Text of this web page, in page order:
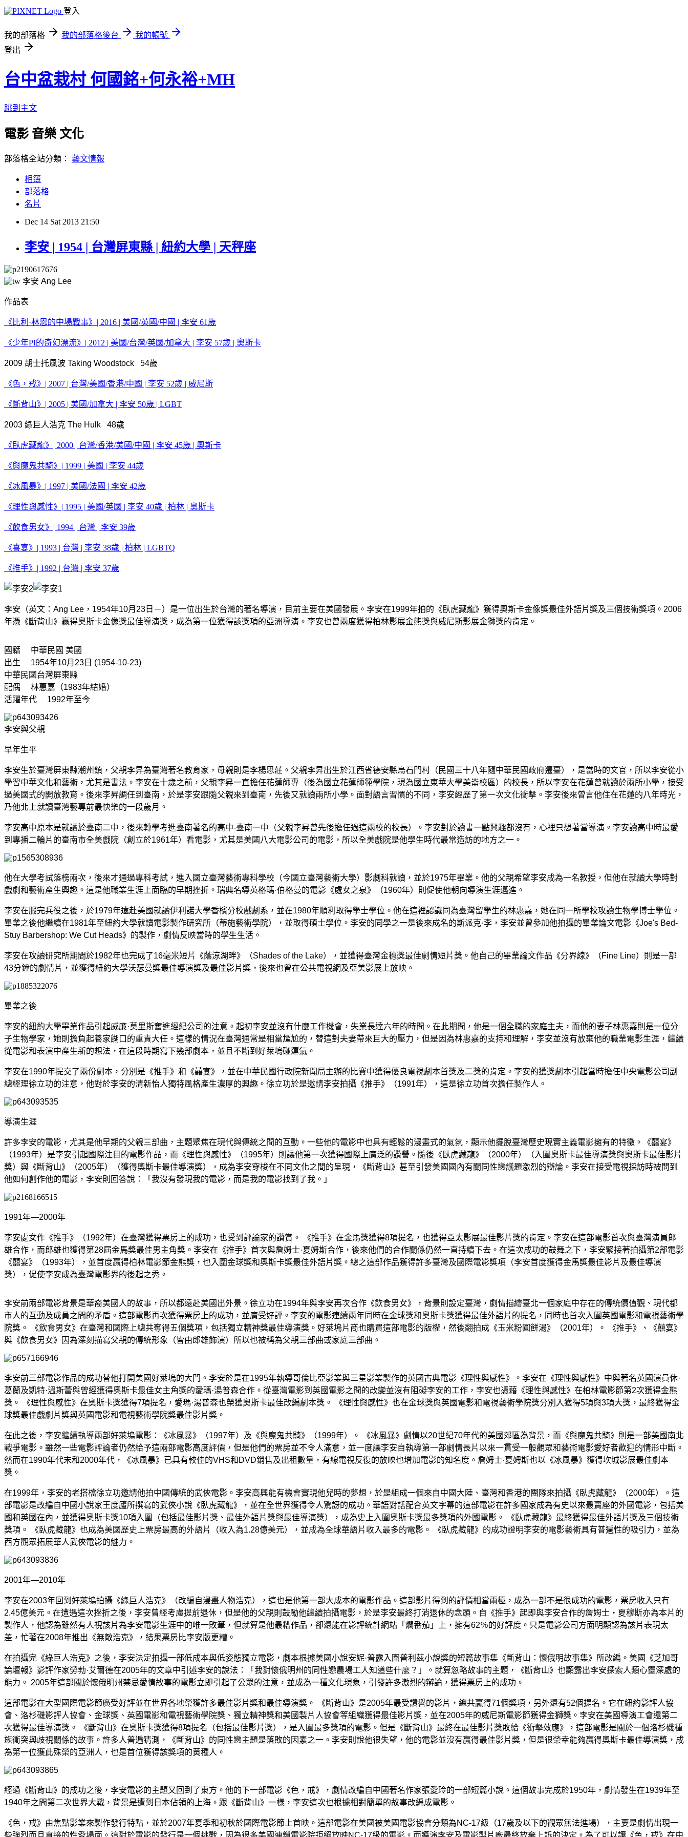
登入
我的部落格 我的部落格後台
我的帳號
登出
台中盆栽村 何國銘+何永裕+MH
跳到主文
電影 音樂 文化
部落格全站分類： 藝文情報
相簿
部落格
名片
Dec 14 Sat 2013 21:50
李安 | 1954 | 台灣屏東縣 | 紐約大學 | 天秤座
李安 Ang Lee
作品表
《比利·林恩的中場戰事》| 2016 | 美國/英國/中國 | 李安 61歲
《少年PI的奇幻漂流》| 2012 | 美國/台灣/英國/加拿大 | 李安 57歲 | 奧斯卡
2009 胡士托風波 Taking Woodstock 54歲
《色，戒》| 2007 | 台灣/美國/香港/中國 | 李安 52歲 | 威尼斯
《斷背山》| 2005 | 美國/加拿大 | 李安 50歲 | LGBT
2003 綠巨人浩克 The Hulk 48歲
《臥虎藏龍》| 2000 | 台灣/香港/美國/中國 | 李安 45歲 | 奧斯卡
《與魔鬼共騎》| 1999 | 美國 | 李安 44歲
《冰風暴》| 1997 | 美國/法國 | 李安 42歲
《理性與感性》| 1995 | 美國/英國 | 李安 40歲 | 柏林 | 奧斯卡
《飲食男女》| 1994 | 台灣 | 李安 39歲
《喜宴》| 1993 | 台灣 | 李安 38歲 | 柏林 | LGBTQ
《推手》| 1992 | 台灣 | 李安 37歲
李安（英文：Ang Lee，1954年10月23日－）是一位出生於台灣的著名導演，目前主要在美國發展。李安在1999年拍的《臥虎藏龍》獲得奧斯卡金像獎最佳外語片獎及三個技術獎項。2006
年憑《斷背山》贏得奧斯卡金像獎最佳導演獎，成為第一位獲得該獎項的亞洲導演。李安也曾兩度獲得柏林影展金熊獎與威尼斯影展金獅獎的肯定。
國籍 中華民國 美國
出生 1954年10月23日 (1954-10-23)
中華民國台灣屏東縣
配偶 林惠嘉（1983年結婚）
活躍年代 1992年至今
李安與父親
早年生平
李安生於臺灣屏東縣潮州鎮，父親李昇為臺灣著名教育家，母親則是李楊思莊。父親李昇出生於江西省德安縣烏石門村（民國三十八年隨中華民國政府遷臺），是當時的文官，所以李安從小
學習中華文化和藝術，尤其是書法。李安在十歲之前，父親李昇一直擔任花蓮師專（後為國立花蓮師範學院，現為國立東華大學美崙校區）的校長，所以李安在花蓮曾就讀於兩所小學，接受
過美國式的開放教育。後來李昇調任到臺南，於是李安跟隨父親來到臺南，先後又就讀兩所小學。面對語言習慣的不同，李安經歷了第一次文化衝擊。李安後來曾言他住在花蓮的八年時光，
乃他北上就讀臺灣藝專前最快樂的一段歲月。
李安高中原本是就讀於臺南二中，後來轉學考進臺南著名的高中-臺南一中（父親李昇曾先後擔任過這兩校的校長）。李安對於讀書一點興趣都沒有，心裡只想著當導演。李安讀高中時最愛
到專播二輪片的臺南市全美戲院（創立於1961年）看電影，尤其是美國八大電影公司的電影，所以全美戲院是他學生時代最常造訪的地方之一。
他在大學考試落榜兩次，後來才通過專科考試，進入國立臺灣藝術專科學校（今國立臺灣藝術大學）影劇科就讀，並於1975年畢業。他的父親希望李安成為一名教授，但他在就讀大學時對
戲劇和藝術產生興趣。這是他職業生涯上面臨的早期挫折。瑞典名導英格瑪·伯格曼的電影《處女之泉》（1960年）則促使他朝向導演生涯邁進。
李安在服完兵役之後，於1979年遠赴美國就讀伊利諾大學香檳分校戲劇系，並在1980年順利取得學士學位。他在這裡認識同為臺灣留學生的林惠嘉，她在同一所學校攻讀生物學博士學位。
畢業之後他繼續在1981年至紐約大學就讀電影製作研究所（蒂施藝術學院），並取得碩士學位。李安的同學之一是後來成名的斯派克·李，李安並曾參加他拍攝的畢業論文電影《Joe's Bed-
Stuy Barbershop: We Cut Heads》的製作，劇情反映當時的學生生活。
李安在攻讀研究所期間於1982年也完成了16毫米短片《蔭涼湖畔》（Shades of the Lake），並獲得臺灣金穗獎最佳劇情短片獎。他自己的畢業論文作品《分界線》（Fine Line）則是一部
43分鐘的劇情片，並獲得紐約大學沃瑟曼獎最佳導演獎及最佳影片獎，後來也曾在公共電視網及亞美影展上放映。
畢業之後
李安的紐約大學畢業作品引起威廉·莫里斯奮進經紀公司的注意。起初李安並沒有什麼工作機會，失業長達六年的時間。在此期間，他是一個全職的家庭主夫，而他的妻子林惠嘉則是一位分
子生物學家，她則擔負起養家餬口的重責大任。這樣的情況在臺灣通常是相當尷尬的，替這對夫妻帶來巨大的壓力，但是因為林惠嘉的支持和理解，李安並沒有放棄他的職業電影生涯，繼續
從電影和表演中產生新的想法，在這段時期寫下幾部劇本，並且不斷到好萊塢碰運氣。
李安在1990年提交了兩份劇本，分別是《推手》和《囍宴》，並在中華民國行政院新聞局主辦的比賽中獲得優良電視劇本首獎及二獎的肯定。李安的獲獎劇本引起當時擔任中央電影公司副
總經理徐立功的注意，他對於李安的清新怡人獨特風格產生濃厚的興趣。徐立功於是邀請李安拍攝《推手》（1991年），這是徐立功首次擔任製作人。
導演生涯
許多李安的電影，尤其是他早期的父親三部曲，主題聚焦在現代與傳統之間的互動。一些他的電影中也具有輕鬆的漫畫式的氣氛，顯示他擺脫臺灣歷史現實主義電影擁有的特徵。《囍宴》
（1993年）是李安引起國際注目的電影作品，而《理性與感性》（1995年）則讓他第一次獲得國際上廣泛的讚譽。隨後《臥虎藏龍》（2000年）（入圍奧斯卡最佳導演獎與奧斯卡最佳影片
獎）與《斷背山》（2005年）（獲得奧斯卡最佳導演獎），成為李安穿梭在不同文化之間的呈現，《斷背山》甚至引發美國國內有關同性戀議題激烈的辯論。李安在接受電視採訪時被問到
他如何創作他的電影，李安則回答說：「我沒有發現我的電影，而是我的電影找到了我。」
1991年—2000年
李安處女作《推手》（1992年）在臺灣獲得票房上的成功，也受到評論家的讚賞。 《推手》在金馬獎獲得8項提名，也獲得亞太影展最佳影片獎的肯定。李安在這部電影首次與臺灣演員郎
雄合作，而郎雄也獲得第28屆金馬獎最佳男主角獎。李安在《推手》首次與詹姆士·夏姆斯合作，後來他們的合作關係仍然一直持續下去。在這次成功的鼓舞之下，李安緊接著拍攝第2部電影
《囍宴》（1993年），並首度贏得柏林電影節金熊獎，也入圍金球獎和奧斯卡獎最佳外語片獎。總之這部作品獲得許多臺灣及國際電影獎項（李安首度獲得金馬獎最佳影片及最佳導演
獎），促使李安成為臺灣電影界的後起之秀。
李安前兩部電影背景是華裔美國人的故事，所以都遠赴美國出外景。徐立功在1994年與李安再次合作《飲食男女》，背景則設定臺灣，劇情描繪臺北一個家庭中存在的傳統價值觀、現代都
市人的互動及成員之間的矛盾。這部電影再次獲得票房上的成功，並廣受好評。李安的電影連續兩年同時在金球獎和奧斯卡獎獲得最佳外語片的提名，同時也首次入圍英國電影和電視藝術學
院獎。 《飲食男女》在臺灣和國際上總共奪得五個獎項，包​​括獨立精神獎最佳導演獎。好萊塢片商也購買這部電影的版權，然後翻拍成《玉米粉圓餅湯》（2001年）。 《推手》、《囍宴》
與《飲食男女》因為​​深刻描寫父親的傳統形象（皆由郎雄飾演）所以也被稱為父親三部曲或家庭三部曲。
李安前三部電影作品的成功替他打開美國好萊塢的大門。李安於是在1995年執導哥倫比亞影業與三星影業製作的英國古典電影《理性與感性》。李安在《理性與感性》中與著名英國演員休·
葛蘭及凱特·溫斯蕾與曾經獲得奧斯卡最佳女主角獎的愛瑪·湯普森合作。從臺灣電影到英國電影之間的改變並沒有阻礙李安的工作，李安也憑藉《理性與感性》在柏林電影節第2次獲得金熊
獎。 《理性與感性》在奧斯卡獎獲得7項提名，愛瑪·湯普森也榮獲奧斯卡最佳改編劇本獎。 《理性與感性》也在金球獎與英國電影和電視藝術學院獎分別入獲得5項與3項大獎，最終獲得金
球獎最佳戲劇片獎與英國電影和電視藝術學院獎最佳影片獎。
在此之後，李安繼續執導兩部好萊塢電影：《冰風暴》（1997年）及《與魔鬼共騎》（1999年）。 《冰風暴》劇情以20世紀70年代的美國郊區為背景，而《與魔鬼共騎》則是一部美國南北
戰爭電影。雖然一些電影評論者仍然給予這兩部電影高度評價，但是他們的票房並不令人滿意，並一度讓李安自執導第一部劇情長片以來一貫受一般觀眾和藝術電影愛好者歡迎的情形中斷。
然而在1990年代末和2000年代，《冰風暴》已具有較佳的VHS和DVD銷售及出租數量，有線電視反復的放映也增加電影的知名度。詹姆士·夏姆斯也以《冰風暴》獲得坎城影展最佳劇本
獎。
在1999年，李安的老搭檔徐立功邀請他拍中國傳統的武俠電影。李安高興能有機會實現他兒時的夢想，於是組成一個來自中國大陸、臺灣和香港的團隊來拍攝《臥虎藏龍》（2000年）。這
部電影是改編自中國小說家王度廬所撰寫的武俠小說《臥虎藏龍》，並在全世界獲得令人驚訝的成功。華語對話配合英文字幕的這部電影在許多國家成為有史以來最賣座的外國電影，包括美
國和英國在內，並獲得奧斯卡獎10項入圍（包括最佳影片獎、最佳外語片獎與最佳導演獎），成為史上入圍奧斯卡獎最多獎項的外國電影。 《臥虎藏龍》最終獲得最佳外語片獎及三個技術
獎項。 《臥虎藏龍》也成為美國歷史上票房最高的外語片（收入為1.28億美元），並成為全球華語片收入最多的電影。 《臥虎藏龍》的成功證明李安的電影藝術具有普遍性的吸引力，並為
西方觀眾拓展華人武俠電影的魅力。
2001年—2010年
李安在2003年回到好萊塢拍攝《綠巨人浩克》（改編自漫畫人物浩克），這也是他第一部大成本的電影作品。這部影片得到的評價相當兩極，成為一部不是很成功的電影，票房收入只有
2.45億美元。在遭遇這次挫折之後，李安曾經考慮提前退休，但是他的父親則鼓勵他繼續拍攝電影，於是李安最終打消退休的念頭。自《推手》起即與李安合作的詹姆士‧夏穆斯亦為本片的
製作人，他認為雖然有人視該片為李安電影生涯中的唯一敗筆，但就算是他最糟作品，卻還能在影評統計網站「爛番茄」上，擁有62％的好評度。只是電影公司方面明顯認為該片表現太
差，忙著在2008年推出《無敵浩克》，結果票房比李安版更糟。
在拍攝完《綠巨人浩克》之後，李安決定拍攝一部低成本與低姿態獨立電影，劇本根據美國小說安妮·普露入圍普利茲小說獎的短篇故事集《斷背山：懷俄明故事集》所改編。美國《芝加哥
論壇報》影評作家勞勃·艾爾德在2005年的文章中引述李安的說法：「我對懷俄明州的同性戀農場工人知道些什麼？」。就算忽略故事的主題，《斷背山》也顯露出李安探索人類心靈深處的
能力。 2005年這部關於懷俄明州禁忌愛情故事的電影立即引起了公眾的注意，並成為一種文化現象，引發許多激烈的辯論，獲得票房上的成功。
這部電影在大型國際電影節廣受好評並在世界各地榮獲許多最佳影片獎和最佳導演獎。 《斷背山》是2005年最受讚譽的影片，總共贏得71個獎項，另外還有52個提名。它在紐約影評人協
會、洛杉磯影評人協會、金球獎、英國電影和電視藝術學院獎、獨立精神獎和美國製片人協會等組織獲得最佳影片獎，並在2005年的威尼斯電影節獲得金獅獎。李安在美國導演工會還第二
次獲得最佳導演獎。 《斷背山》在奧斯卡獎獲得8項提名（包括最佳影片獎），是入圍最多獎項的電影。但是《斷背山》最終在最佳影片獎敗給《衝擊效應》，這部電影是關於一個洛杉磯種
族衝突與歧視關係的故事。許多人普遍猜測，《斷背山》的同性戀主題是落敗的因素之一。李安則說他很失望，他的電影並沒有贏得最佳影片獎，但是很榮幸能夠贏得奧斯卡最佳導演獎，成
為第一位獲此殊榮的亞洲人，也是首位獲得該獎項的黃種人。
經過《斷背山》的成功之後，李安電影的主題又回到了東方。他的下一部電影《色，戒》，劇情改編自中國著名作家張愛玲的一部短篇小說。這個故事完成於1950年，劇情發生在1939年至
1940年之間第二次世界大戰，背景是遭到日本佔領的上海。跟《斷背山》一樣，李安這次也根據相對簡單的故事改編成電影。
《色，戒》由焦點影業來製作發行特點，並於2007年夏季和初秋於國際電影節上首映。這部電影在美國被美國電影協會分類為NC-17級（17歲及以下的觀眾無法進場），主要是劇情出現一
些強烈而且直接的性愛場面。這對於電影的發行是一個挑戰，因為很多美國連鎖電影院拒絕放映NC-17級的電影。而導演李安及電影製片廠最終放棄上訴的決定。為了可以讓《色，戒》在中